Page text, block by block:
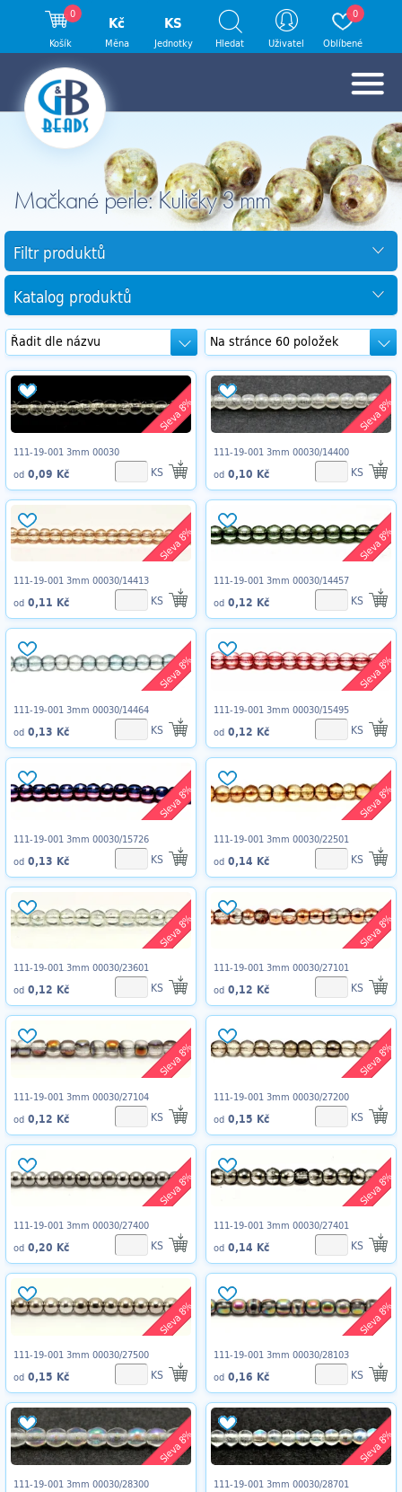
Mačkané perle: Kuličky 3 mm
Filtr produktů
Katalog produktů
Sleva 8%
111-19-001 3mm 00030
od 0,09 Kč KS
Sleva 8%
111-19-001 3mm 00030/14400
od 0,10 Kč KS
Sleva 8%
111-19-001 3mm 00030/14413
od 0,11 Kč KS
Sleva 8%
111-19-001 3mm 00030/14457
od 0,12 Kč KS
Sleva 8%
111-19-001 3mm 00030/14464
od 0,13 Kč KS
Sleva 8%
111-19-001 3mm 00030/15495
od 0,12 Kč KS
Sleva 8%
111-19-001 3mm 00030/15726
od 0,13 Kč KS
Sleva 8%
111-19-001 3mm 00030/22501
od 0,14 Kč KS
Sleva 8%
111-19-001 3mm 00030/23601
od 0,12 Kč KS
Sleva 8%
111-19-001 3mm 00030/27101
od 0,12 Kč KS
Sleva 8%
111-19-001 3mm 00030/27104
od 0,12 Kč KS
Sleva 8%
111-19-001 3mm 00030/27200
od 0,15 Kč KS
Sleva 8%
111-19-001 3mm 00030/27400
od 0,20 Kč KS
Sleva 8%
111-19-001 3mm 00030/27401
od 0,14 Kč KS
Sleva 8%
111-19-001 3mm 00030/27500
od 0,15 Kč KS
Sleva 8%
111-19-001 3mm 00030/28103
od 0,16 Kč KS
Sleva 8%
111-19-001 3mm 00030/28300
Sleva 8%
111-19-001 3mm 00030/28701
0
Košík
Kč
Měna
KS
Jednotky Hledat Uživatel
0
Oblíbené